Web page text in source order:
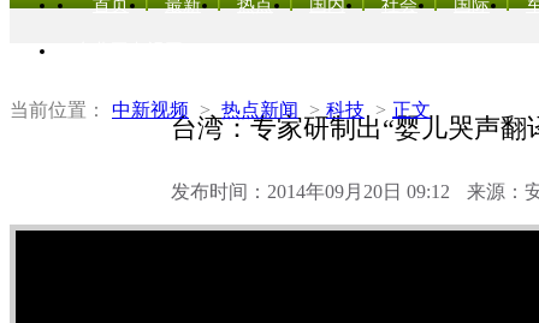
首页 最新 热点 国内 社会 国际
当前位置： 中新视频 > 热点新闻 > 科技 > 正文
台湾：专家研制出“婴儿哭声翻
发布时间：2014年09月20日 09:12 来源：